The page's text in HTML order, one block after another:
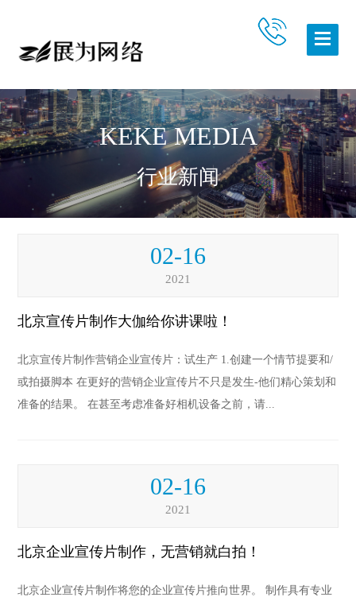
KEKE MEDIA
行业新闻
02-16
2021
北京宣传片制作大伽给你讲课啦！
北京宣传片制作营销企业宣传片：试生产 1.创建一个情节提要和/
或拍摄脚本 在更好的营销企业宣传片不只是发生-他们精心策划和
准备的结果。 在甚至考虑准备好相机设备之前，请...
02-16
2021
北京企业宣传片制作，无营销就白拍！
北京企业宣传片制作将您的企业宣传片推向世界。 制作具有专业